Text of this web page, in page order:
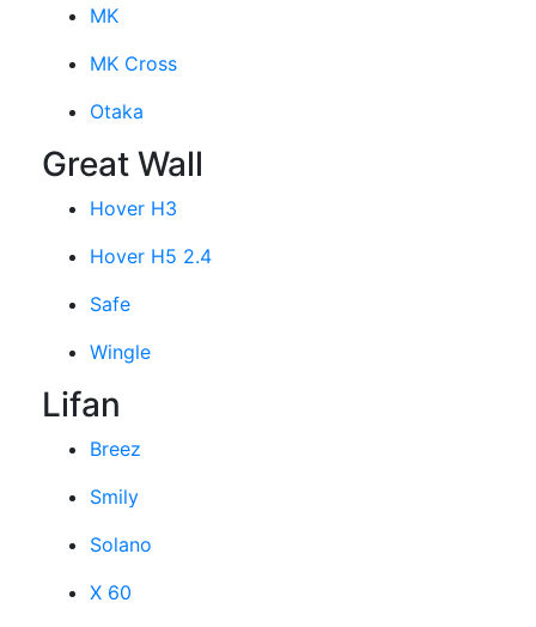
MK
MK Cross
Otaka
Great Wall
Hover H3
Hover H5 2.4
Safe
Wingle
Lifan
Breez
Smily
Solano
X 60